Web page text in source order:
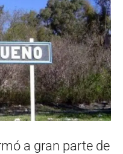
a gran parte de